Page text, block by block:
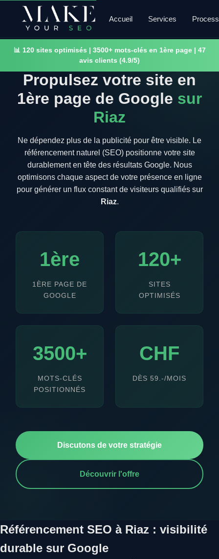
Accueil Services
📊 120 sites optimisés | 3500+ mots-clés en 1ère page | 47
avis clients (4.9/5)
Propulsez votre site en
1ère page de Google sur
Riaz
Ne dépendez plus de la publicité pour être visible. Le
référencement naturel (SEO) positionne votre site
durablement en tête des résultats Google. Nous
optimisons chaque aspect de votre présence en ligne
pour générer un flux constant de visiteurs qualifiés sur
Riaz.
1ère
1ÈRE PAGE DE
GOOGLE
120+
SITES
OPTIMISÉS
3500+
MOTS-CLÉS
POSITIONNÉS
CHF
DÈS 59.-/MOIS
Discutons de votre stratégie
Découvrir l'offre
Référencement SEO à Riaz : visibilité
durable sur Google